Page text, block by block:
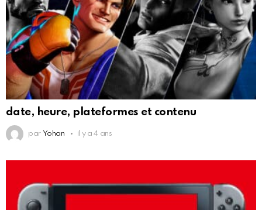
date, heure, plateformes et contenu
par Yohan il y a 4 ans